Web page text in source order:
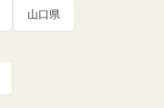
山口県